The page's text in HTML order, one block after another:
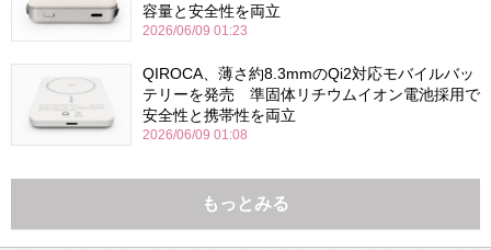
容量と安全性を両立
2026/06/09 01:23
QIROCA、薄さ約8.3mmのQi2対応モバイルバッ
テリーを発売 準固体リチウムイオン電池採用で
安全性と携帯性を両立
2026/06/09 01:08
もっとみる